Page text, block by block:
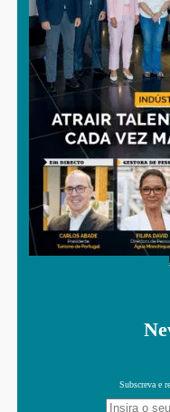
Subscreva e